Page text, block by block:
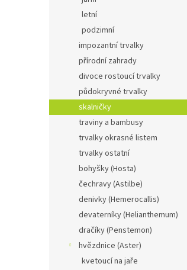
letní
podzimní
impozantní trvalky
přírodní zahrady
divoce rostoucí trvalky
půdokryvné trvalky
skalničky
traviny a bambusy
trvalky okrasné listem
trvalky ostatní
bohyšky (Hosta)
čechravy (Astilbe)
denivky (Hemerocallis)
devaterníky (Helianthemum)
dračíky (Penstemon)
hvězdnice (Aster)
kvetoucí na jaře